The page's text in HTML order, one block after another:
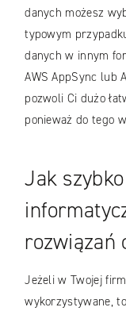
danych możesz
typowym
danych w innym
AWS AppSync lub
pozwoli Ci dużo
ponieważ do tego
Jak
rozwiązań
Jeżeli w Twojej
wykorzystywane,